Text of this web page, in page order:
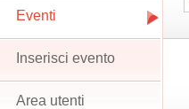
Eventi
Inserisci evento
Area utenti